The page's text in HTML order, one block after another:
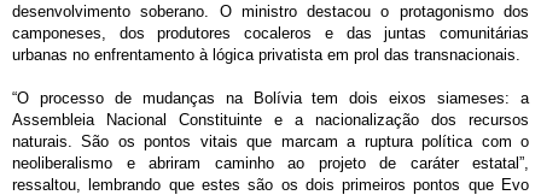
desenvolvimento soberano. O ministro destacou o protagonismo dos
camponeses, dos produtores cocaleros e das juntas comunitárias
urbanas no enfrentamento à lógica privatista em prol das transnacionais.
“O processo de mudanças na Bolívia tem dois eixos siameses: a
Assembleia Nacional Constituinte e a nacionalização dos recursos
naturais. São os pontos vitais que marcam a ruptura política com o
neoliberalismo e abriram caminho ao projeto de caráter estatal”,
ressaltou, lembrando que estes são os dois primeiros pontos que Evo